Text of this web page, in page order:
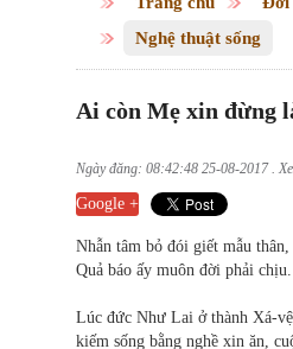
Nghệ thuật sống
Ai còn Mẹ xin đừng
Ngày đăng: 08:42:48 25-08-2017 .
Google +
Nhẫn tâm bỏ đói giết mẫu thân,
Quả báo ấy muôn đời phải chịu.
Lúc đức Như Lai ở thành Xá-
kiếm sống bằng nghề xin ăn,